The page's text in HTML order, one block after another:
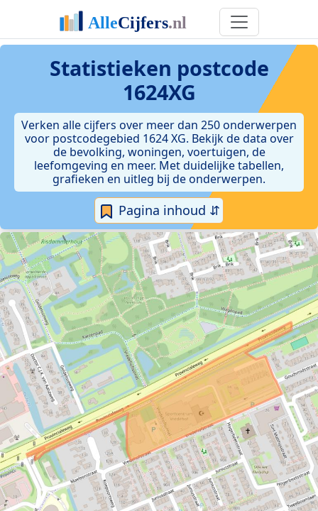
Statistieken postcode
1624XG
Verken alle cijfers over meer dan 250 onderwerpen
voor postcodegebied 1624 XG. Bekijk de data over
de bevolking, woningen, voertuigen, de
leefomgeving en meer. Met duidelijke tabellen,
grafieken en uitleg bij de onderwerpen.
Pagina inhoud ⇵